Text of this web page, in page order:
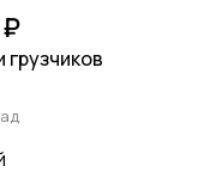
грузчиков